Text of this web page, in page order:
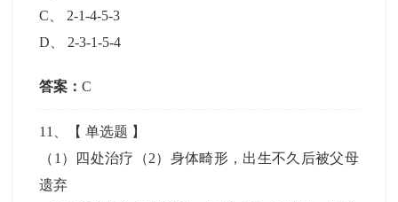
C
2-1-4-5-3
D
2-3-1-5-4
答案：C
11 、【单选题 】
（1）四处治疗（2）身体畸形，出生不久后被父母
遗弃